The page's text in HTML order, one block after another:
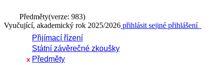
Předměty(verze: 983)
Vyučující, akademický rok 2025/2026 přihlásit sejiné přihlášení
Přijímací řízení
Státní závěrečné zkoušky
x Předměty